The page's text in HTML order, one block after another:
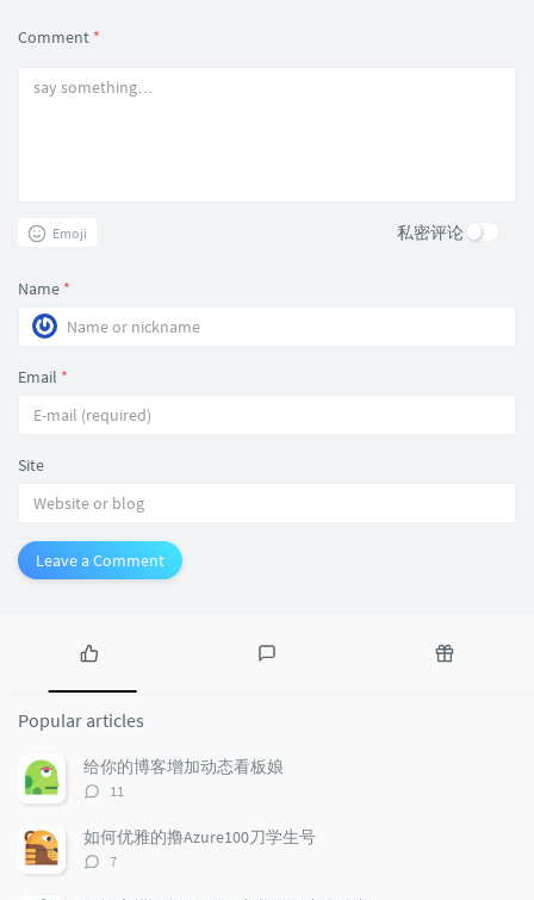
Comment *
Emoji 私密评论
Name *
Email *
Site
Leave a Comment
P
p
u
l
a
r
a
r
e
s
c
o
Popular articles
给你的博客增加动态看板娘
评
数：
11
如何优雅的撸Azure100刀学生号
评
7